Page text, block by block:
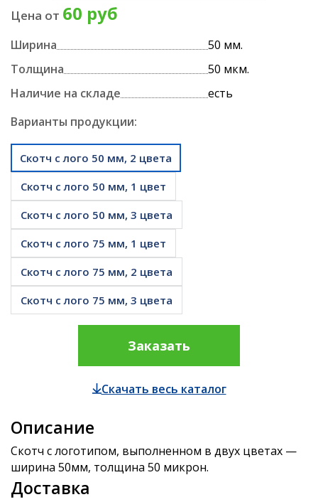
Цена от 60 руб
Ширина
50 мм.
Толщина
50 мкм.
Наличие на складе
есть
Варианты продукции:
Скотч с лого 50 мм, 2 цвета
Скотч с лого 50 мм, 1 цвет
Скотч с лого 50 мм, 3 цвета
Скотч с лого 75 мм, 1 цвет
Скотч с лого 75 мм, 2 цвета
Скотч с лого 75 мм, 3 цвета
Заказать
Скачать весь каталог
Описание
Скотч с логотипом, выполненном в двух цветах —
ширина 50мм, толщина 50 микрон.
Доставка